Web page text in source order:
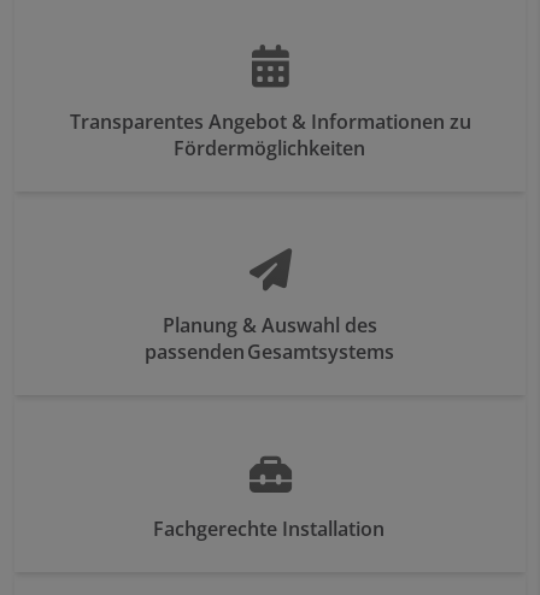
Transparentes Angebot & Informationen zu
Fördermöglichkeiten
Planung & Auswahl des
passenden Gesamtsystems
Fachgerechte Installation